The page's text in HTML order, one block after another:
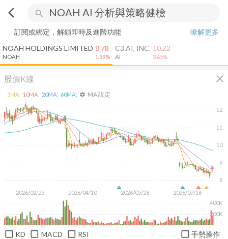
arrow_back_ios search
訂閱或綁定，解鎖即時及進階功能
瞭解更多
NOAH HOLDINGS LIMITED
NOAH
8.78
1.39%
C3.AI, INC.
AI
10.22
3.65%
股價K線 close
2026/02/23 2026/04/10 2026/05/28 2026/07/16
8
9
10
11
12
200K
400K
5MA: 10MA: 20MA: 60MA: settings MA 設定
KD MACD RSI 手勢操作